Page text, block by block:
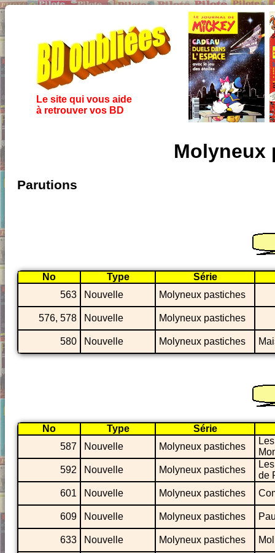
Le site qui vous aide
à retrouver vos BD
Molyneux
Parutions
No Type
Série
563
Nouvelle Molyneux pastiches
576, 578 Nouvelle Molyneux pastiches
580 Nouvelle Molyneux pastiches
No Type
Série
587
Nouvelle Molyneux pastiches
592
Nouvelle Molyneux pastiches
de
601
Nouvelle Molyneux pastiches
609 Nouvelle Molyneux pastiches
633 Nouvelle Molyneux pastiches